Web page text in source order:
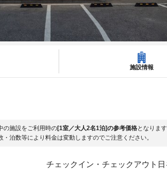
施設情報
の施設をご利用時の[1室／大人2名1泊]の参考価格となります
泊数等により料金は変動しますのでご注意ください。
チェックイン・チェックアウト